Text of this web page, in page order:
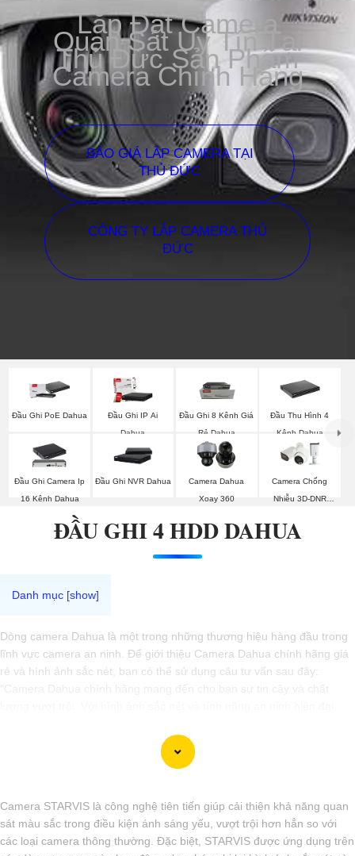
Lắp Đặt Camera
Quan Sát Uy Tín Tại
Thủ Đức Sản Phẩm
Camera Chính Hãng
BÁO GIÁ LẮP CAMERA TẠI
THỦ ĐỨC
CÔNG TY LẮP CAMERA THỦ
ĐỨC
Đầu Ghi PoE Dahua
Đầu Ghi IP Ai
Dahua
Đầu Ghi 8 Kênh Giá
Rẻ Dahua
Đầu Thu Hình 4
Kênh Dahua
Đầu Ghi Camera Ip
16 Kênh Dahua
Đầu Ghi NVR Dahua
Camera Dahua
Xoay 360
Camera Chống
Nhiễu 3D-DNR
ĐẦU GHI 4 HDD DAHUA
Dòng camera Dahua là một trong những thương hiệu hàng đầu trong
lĩnh vực camera an ninh. Để giới thiệu Camera Dahua chính hãng giá
rẻ và hình ảnh sắc nét, bạn có thể sử dụng câu tư vấn sau đây:
ngần ngại trải nghiệm sự ổn định và chất lượng vượt trội của Camera
Dahua chính hãng với mức giá vô cùng hấp dẫn."
Camera STARVIS là công nghệ tiên tiến giúp cải thiện khả năng quan
sát màu sắc trong điều kiện ánh sáng yếu, vượt trội hơn hẳn so với
các loại camera thông thường. Đặc biệt, STARVIS được ứng dụng trên